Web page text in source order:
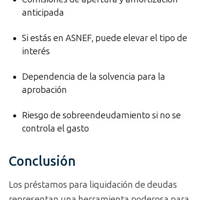
anticipada
Si estás en ASNEF, puede elevar el tipo de
interés
Dependencia de la solvencia para la
aprobación
Riesgo de sobreendeudamiento si no se
controla el gasto
Conclusión
Los préstamos para liquidación de deudas